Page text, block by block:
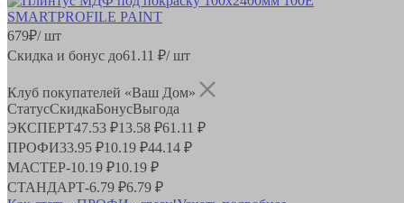
679₽/ шт
Скидка и бонус до61.11 ₽/ шт
Клуб покупателей «Ваш Дом»
СтатусСкидкаБонусВыгода
ЭКСПЕРТ47.53 ₽13.58 ₽61.11 ₽
ПРОФИ33.95 ₽10.19 ₽44.14 ₽
МАСТЕР-10.19 ₽10.19 ₽
СТАНДАРТ-6.79 ₽6.79 ₽